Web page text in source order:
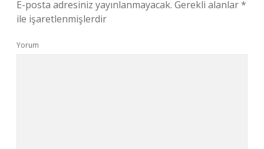
E-posta adresiniz yayınlanmayacak. Gerekli alanlar*
ile işaretlenmişlerdir
Yorum